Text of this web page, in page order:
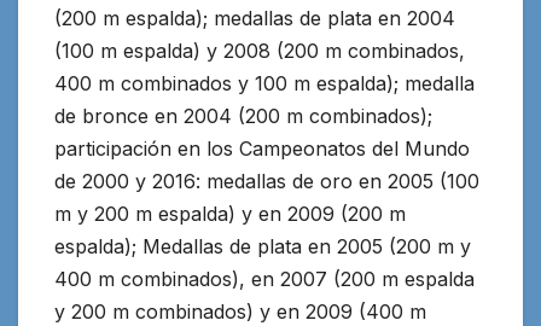
(200 m espalda); medallas de plata en 2004
(100 m espalda) y 2008 (200 m combinados,
400 m combinados y 100 m espalda); medalla
de bronce en 2004 (200 m combinados);
participación en los Campeonatos del Mundo
de 2000 y 2016: medallas de oro en 2005 (100
m y 200 m espalda) y en 2009 (200 m
espalda); Medallas de plata en 2005 (200 m y
400 m combinados), en 2007 (200 m espalda
y 200 m combinados) y en 2009 (400 m